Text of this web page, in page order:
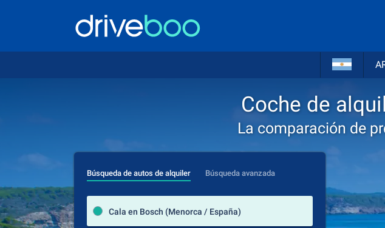
Coche de
La comparación de
Búsqueda de autos de alquiler Búsqueda avanzada
Cala en Bosch (Menorca / España)
lugar de alquiler